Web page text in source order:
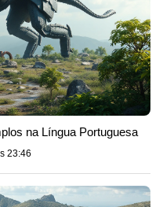
na Língua Portuguesa
23:46